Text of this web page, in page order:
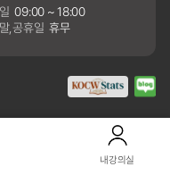
09:00 ~ 18:00
,공휴일 휴무
우)41061
내강의실